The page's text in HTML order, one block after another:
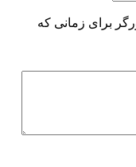
برای زمانی که